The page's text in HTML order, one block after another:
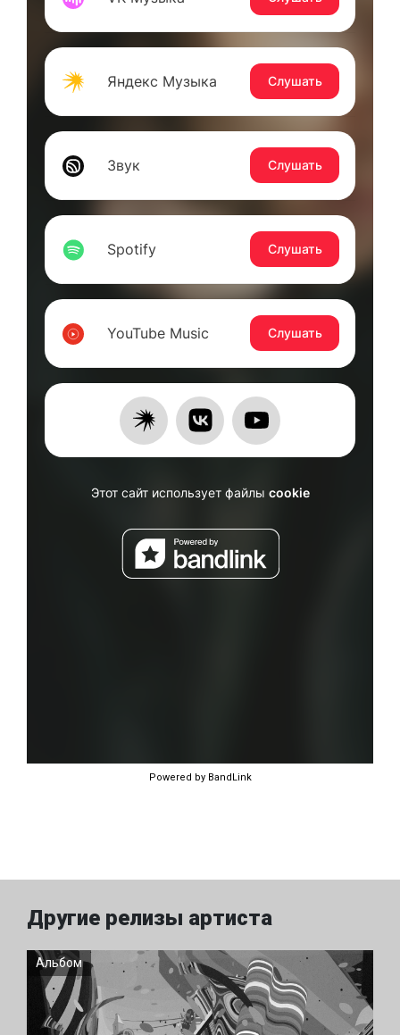
Powered by BandLink
Другие релизы артиста
Альбом